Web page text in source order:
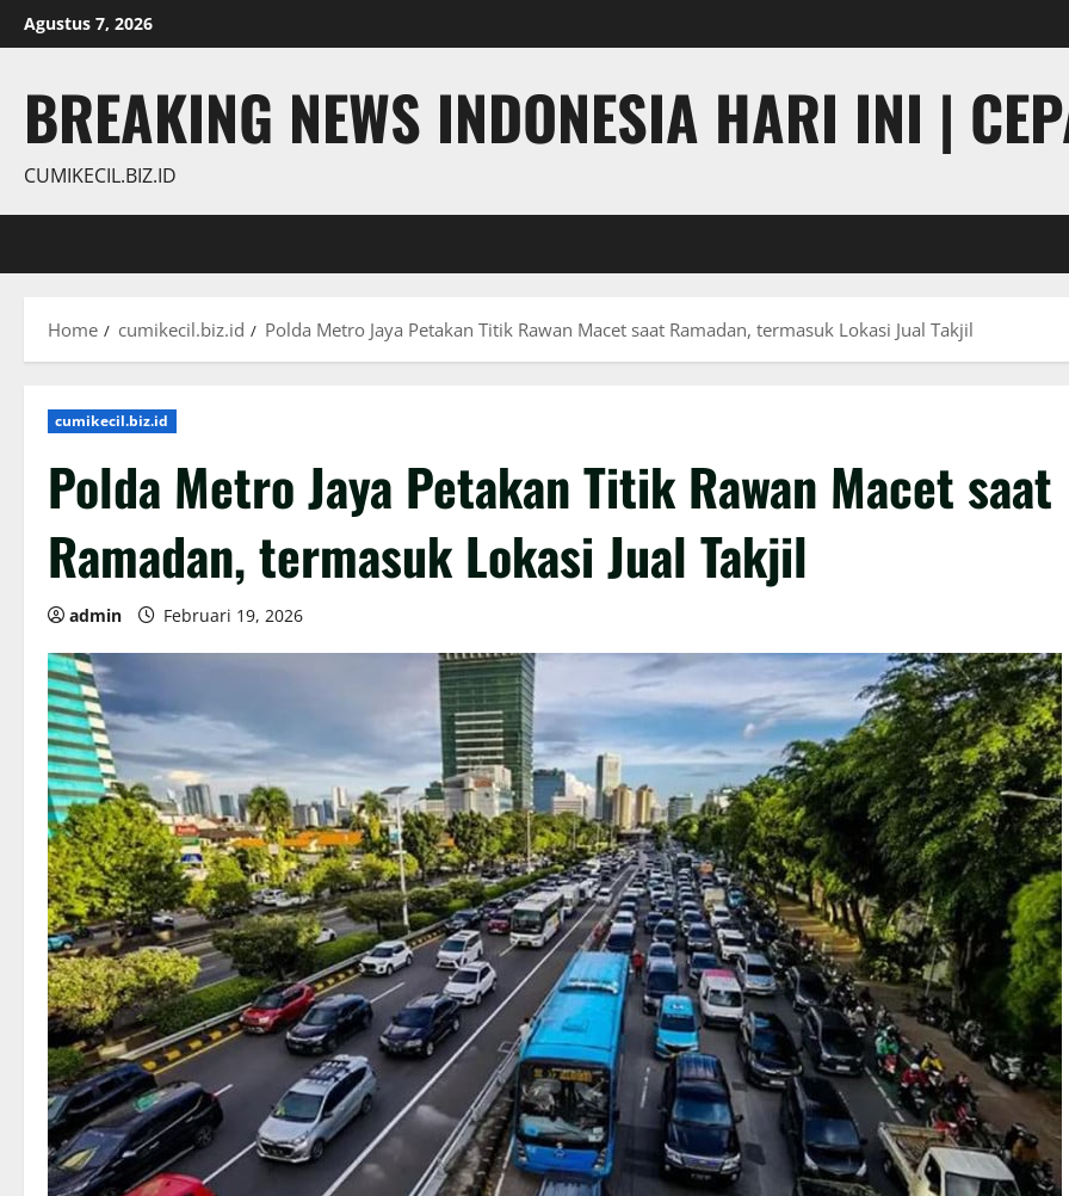
Skip
to
Agustus 7, 2026
BREAKING NEWS INDONESIA HARI INI |
CUMIKECIL.BIZ.ID
Home cumikecil.biz.id Polda Metro Jaya Petakan Titik Rawan Macet saat Ramadan, termasuk Lokasi Jual Takjil
cumikecil.biz.id
Polda Metro Jaya Petakan Titik Rawan Macet saat
Ramadan, termasuk Lokasi Jual Takjil
admin Februari 19, 2026